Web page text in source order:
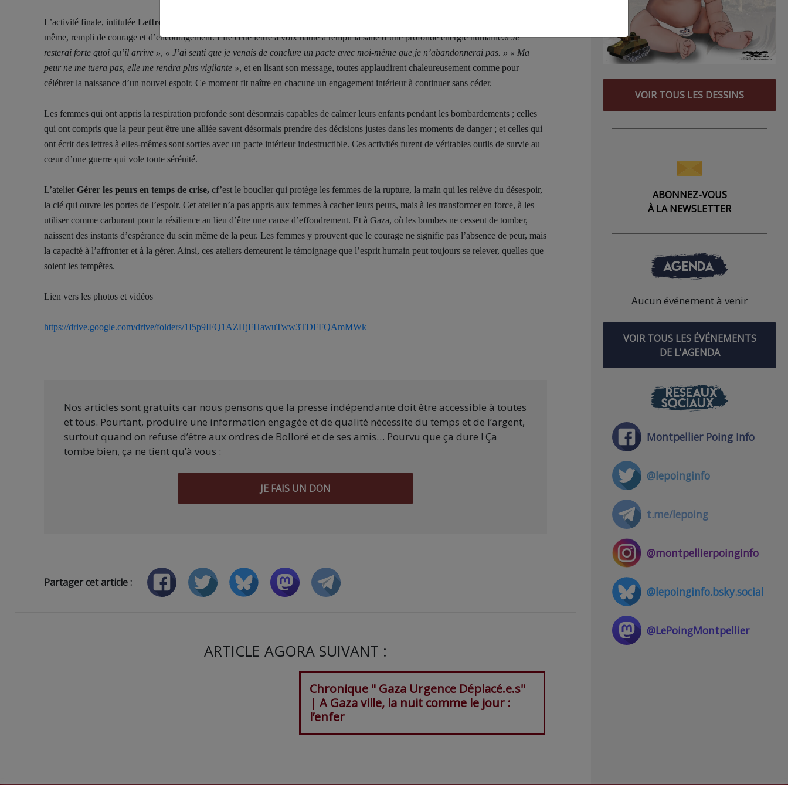
L’activité finale, intitulée Lettre à moi-même
même, rempli de courage et d’encouragement. Lire cette lettre à voix haute a rempli la salle d’une profonde énergie humaine.« Je
resterai forte quoi qu’il arrive », « J’ai senti que je venais de conclure un pacte avec moi-même que je n’abandonnerai pas. » « Ma
peur ne me tuera pas, elle me rendra plus vigilante », et en lisant son message, toutes applaudirent chaleureusement comme pour
célébrer la naissance d’un nouvel espoir. Ce moment fit naître en chacune un engagement intérieur à continuer sans céder.
Les femmes qui ont appris la respiration profonde sont désormais capables de calmer leurs enfants pendant les bombardements ; celles
qui ont compris que la peur peut être une alliée savent désormais prendre des décisions justes dans les moments de danger ; et celles qui
ont écrit des lettres à elles-mêmes sont sorties avec un pacte intérieur indestructible. Ces activités furent de véritables outils de survie au
cœur d’une guerre qui vole toute sérénité.
L’atelier Gérer les peurs en temps de crise, cf’est le bouclier qui protège les femmes de la rupture, la main qui les relève du désespoir,
la clé qui ouvre les portes de l’espoir. Cet atelier n’a pas appris aux femmes à cacher leurs peurs, mais à les transformer en force, à les
utiliser comme carburant pour la résilience au lieu d’être une cause d’effondrement. Et à Gaza, où les bombes ne cessent de tomber,
naissent des instants d’espérance du sein même de la peur. Les femmes y prouvent que le courage ne signifie pas l’absence de peur, mais
la capacité à l’affronter et à la gérer. Ainsi, ces ateliers demeurent le témoignage que l’esprit humain peut toujours se relever, quelles que
soient les tempêtes.
Lien vers les photos et vidéos
https://drive.google.com/drive/folders/1I5p9IFQ1AZHjFHawuTww3TDFFQAmMWk_
Nos articles sont gratuits car nous pensons que la presse indépendante doit être accessible à toutes
et tous. Pourtant, produire une information engagée et de qualité nécessite du temps et de l’argent,
surtout quand on refuse d’être aux ordres de Bolloré et de ses amis… Pourvu que ça dure ! Ça
tombe bien, ça ne tient qu’à vous :
JE FAIS UN DON
Partager cet article :
ARTICLE AGORA SUIVANT :
Chronique " Gaza Urgence Déplacé.e.s"
| A Gaza ville, la nuit comme le jour :
l’enfer
VOIR TOUS LES DESSINS
ABONNEZ-VOUS
À LA NEWSLETTER
AGENDA
Aucun événement à venir
VOIR TOUS LES ÉVÉNEMENTS
DE L'AGENDA
RÉSEAUX
SOCIAUX
Montpellier Poing Info
@lepoinginfo
t.me/lepoing
@montpellierpoinginfo
@lepoinginfo.bsky.social
@LePoingMontpellier